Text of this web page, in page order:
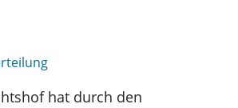
hat durch den